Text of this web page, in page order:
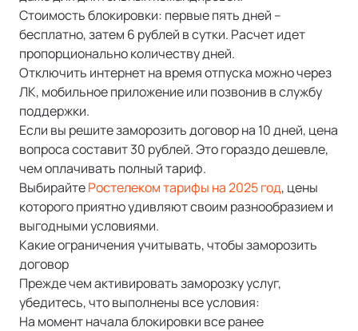
Стоимость блокировки: первые пять дней –
бесплатно, затем 6 рублей в сутки. Расчет идет
пропорционально количеству дней.
Отключить интернет на время отпуска можно через
ЛК, мобильное приложение или позвонив в службу
поддержки.
Если вы решите заморозить договор на 10 дней, цена
вопроса составит 30 рублей. Это гораздо дешевле,
чем оплачивать полный тариф.
ВыбирайтеРостелеком тарифы на 2025 год, цены
которого приятно удивляют своим разнообразием и
выгодными условиями.
Какие ограничения учитывать, чтобы заморозить
договор
Прежде чем активировать заморозку услуг,
убедитесь, что выполнены все условия:
На момент начала блокировки все ранее